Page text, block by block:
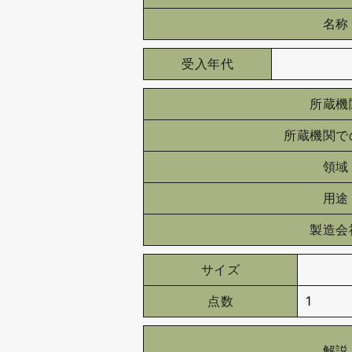
名称
受入年代
所蔵機
所蔵機関
領域
用途
製造会
サイズ
点数
1